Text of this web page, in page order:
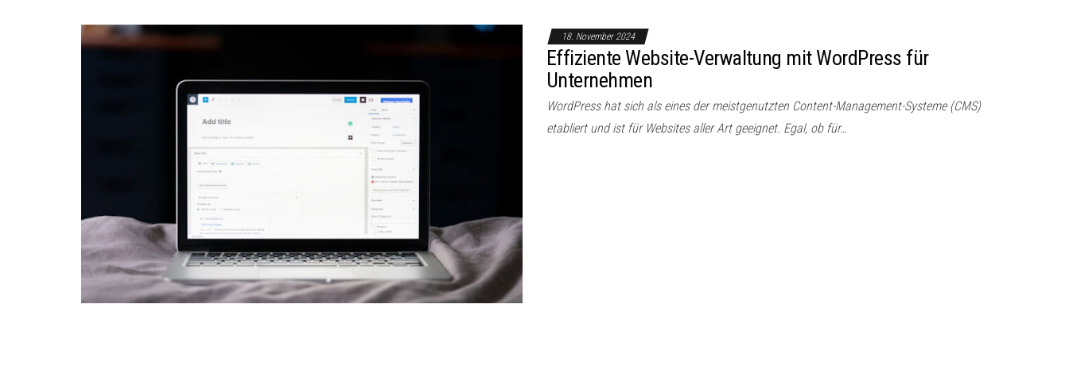
18. November 2024
Effiziente Website-Verwaltung mit WordPress für
Unternehmen
WordPress hat sich als eines der meistgenutzten Content-Management-Systeme (CMS)
etabliert und ist für Websites aller Art geeignet. Egal, ob für…